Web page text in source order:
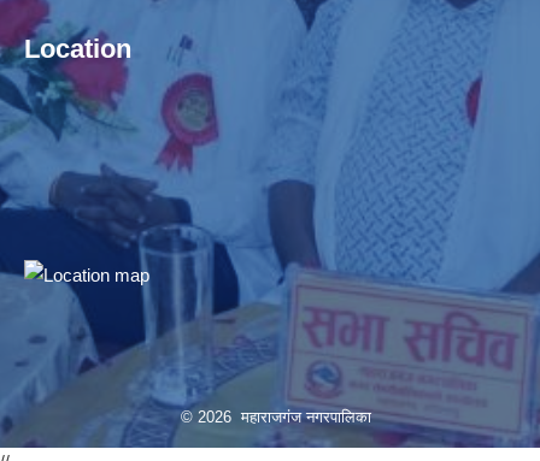
Location
© 2026 महाराजगंज नगरपालिका